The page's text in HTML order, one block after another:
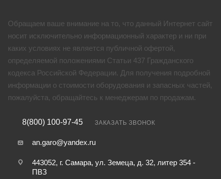
Обращаем ваше внимание на то, что данный Интернет сайт
носит исключительно информационный характер и ни при
каких условиях не является публичной офертой,
определяемой положениями Статьи 437 Гражданского
кодекса Российской Федерации. Для получения подробной
информации о стоимости оборудования и запасных частей,
пожалуйста, обращайтесь к менеджерам по продажам.
8(800) 100-97-45 ЗАКАЗАТЬ ЗВОНОК
an.garo@yandex.ru
443052, г. Самара, ул. Земеца, д. 32, литер 354 -
ПВЗ